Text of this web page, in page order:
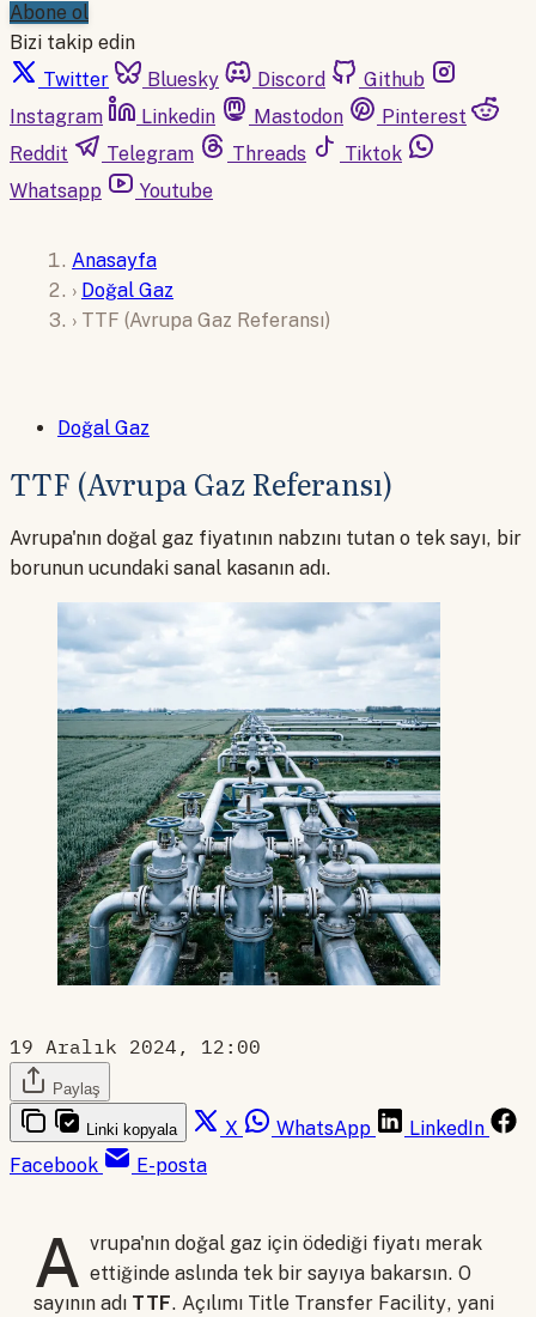
Abone ol
Bizi takip edin
Twitter
Bluesky Discord
Github
Instagram
Linkedin Mastodon
Pinterest
Reddit
Telegram Threads
Tiktok
Whatsapp
Youtube
Anasayfa
› Doğal Gaz
› TTF (Avrupa Gaz Referansı)
Doğal Gaz
TTF (Avrupa Gaz Referansı)
Avrupa'nın doğal gaz fiyatının nabzını tutan o tek sayı, bir
borunun ucundaki sanal kasanın adı.
19 Aralık 2024, 12:00
Paylaş
Linki kopyala X WhatsApp
LinkedIn
Facebook
E-posta
A vrupa'nın doğal gaz için ödediği fiyatı merak
ettiğinde aslında tek bir sayıya bakarsın. O
sayının adı TTF. Açılımı Title Transfer Facility, yani